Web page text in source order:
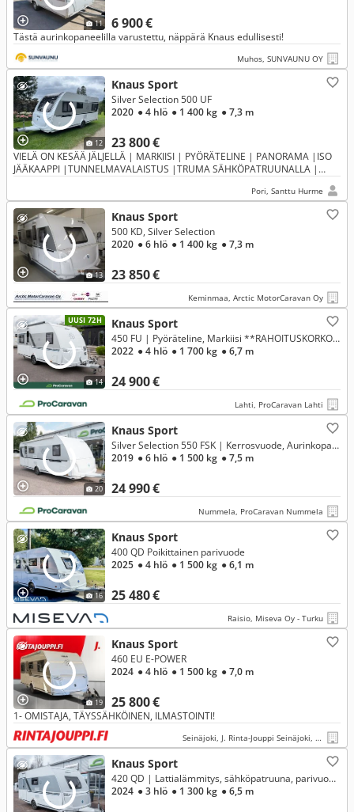
11 6 900 €
Tästä aurinkopaneelilla varustettu, näppärä Knaus edullisesti!
Muhos, SUNVAUNU OY
12
Knaus Sport
23 800 €
Silver Selection 500 UF
2020 ● 4 hlö ● 1 400 kg ● 7,3 m
VIELÄ ON KESÄÄ JÄLJELLÄ | MARKIISI | PYÖRÄTELINE | PANORAMA |ISO
JÄÄKAAPPI |TUNNELMAVALAISTUS |TRUMA SÄHKÖPATRUUNALLA |
Pori, Santtu Hurme
13
Knaus Sport
23 850 €
500 KD, Silver Selection
2020 ● 6 hlö ● 1 400 kg ● 7,3 m
Keminmaa, Arctic MotorCaravan Oy
UUSI 72H
14
Knaus Sport
24 900 €
450 FU | Pyöräteline, Markiisi **RAHOITUSKORKO ALK. 1,99%**
2022 ● 4 hlö ● 1 700 kg ● 6,7 m
Lahti, ProCaravan Lahti
20
Knaus Sport
24 990 €
Silver Selection 550 FSK | Kerrosvuode, Aurinkopaneeli, Truma Ultraheat + lattialämmitys
2019 ● 6 hlö ● 1 500 kg ● 7,5 m
Nummela, ProCaravan Nummela
16
Knaus Sport
25 480 €
400 QD Poikittainen parivuode
2025 ● 4 hlö ● 1 500 kg ● 6,1 m
Raisio, Miseva Oy - Turku
19
Knaus Sport
25 800 €
460 EU E-POWER
2024 ● 4 hlö ● 1 500 kg ● 7,0 m
1- OMISTAJA, TÄYSSÄHKÖINEN, ILMASTOINTI!
Seinäjoki, J. Rinta-Jouppi Seinäjoki, Herralankatu
Knaus Sport
420 QD | Lattialämmitys, sähköpatruuna, parivuode **RAHOITUSKORKO ALK. 1,99%**
2024 ● 3 hlö ● 1 300 kg ● 6,5 m